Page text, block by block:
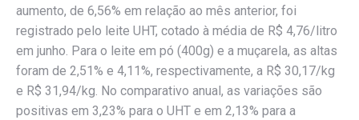
aumento, de 6,56% em relação ao mês anterior, foi
registrado pelo leite UHT, cotado à média de R$ 4,76/litro
em junho. Para o leite em pó (400g) e a muçarela, as altas
foram de 2,51% e 4,11%, respectivamente, a R$ 30,17/kg
e R$ 31,94/kg. No comparativo anual, as variações são
positivas em 3,23% para o UHT e em 2,13% para a